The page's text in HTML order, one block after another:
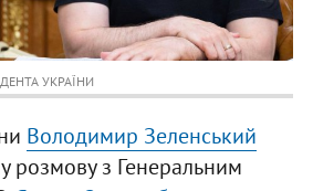
УКРАЇНИ
Володимир Зеленський
розмову з Генеральним